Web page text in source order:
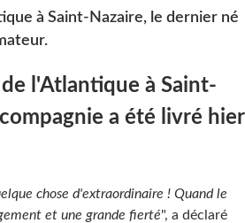
à Saint-Nazaire, le dernier né
l'Atlantique à Saint-
a été livré hier
chose d'extraordinaire ! Quand le
et une grande fierté", a déclaré